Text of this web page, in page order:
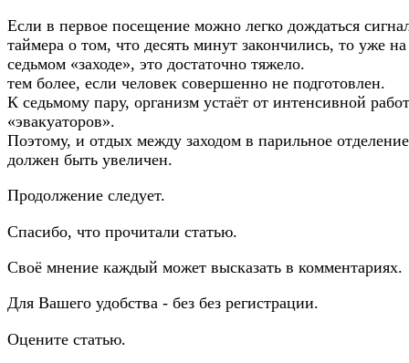
Если в первое посещение можно легко дождаться
таймера о том, что десять минут закончились, то уже на
седьмом «заходе», это достаточно тяжело.
тем более, если человек совершенно не подготовлен.
К седьмому пару, организм устаёт от интенсивной
«эвакуаторов».
Поэтому, и отдых между заходом в парильное отделение
должен быть увеличен.
Продолжение следует.
Спасибо, что прочитали статью.
Своё мнение каждый может высказать в комментариях.
Для Вашего удобства - без без регистрации.
Оцените статью.